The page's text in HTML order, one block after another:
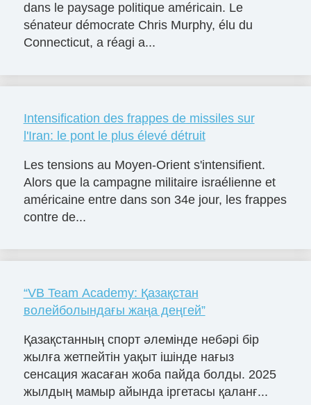
dans le paysage politique américain. Le
sénateur démocrate Chris Murphy, élu du
Connecticut, a réagi a...
Intensification des frappes de missiles sur
l'Iran: le pont le plus élevé détruit
Les tensions au Moyen-Orient s'intensifient.
Alors que la campagne militaire israélienne et
américaine entre dans son 34e jour, les frappes
contre de...
“VB Team Academy: Қазақстан
волейболындағы жаңа деңгей”
Қазақстанның спорт әлемінде небәрі бір
жылға жетпейтін уақыт ішінде нағыз
сенсация жасаған жоба пайда болды. 2025
жылдың мамыр айында іргетасы қаланғ...